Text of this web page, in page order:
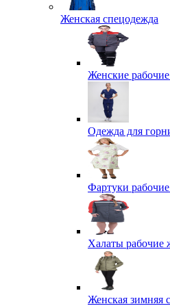
Женская спецодежда
Женские
Одежда для
Фартуки
Халаты рабочие
Женская зимняя